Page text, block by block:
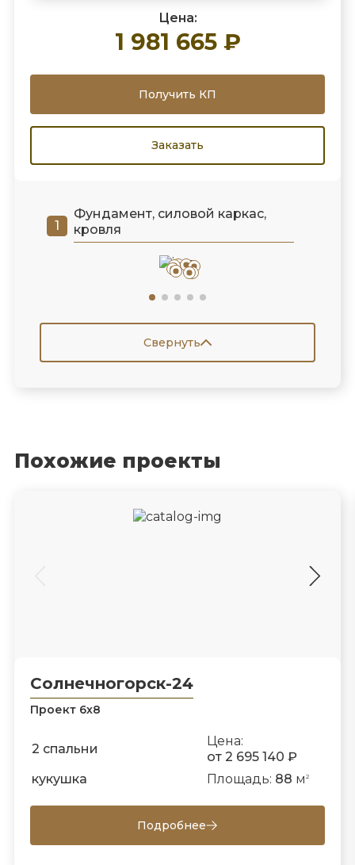
Фундамент, силовой каркас,
кровля
Свернуть
Цена:
1 981 665 ₽
Получить КП
Заказать
Похожие проекты
Солнечногорск-24
Проект 6х8
2 спальни
Цена:
от 2 695 140 ₽
кукушка
Площадь: 88 м 2
Подробнее